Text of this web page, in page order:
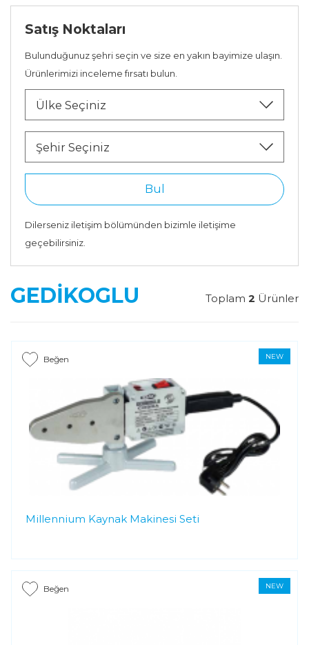
Satış Noktaları
Bulunduğunuz şehri seçin ve size en yakın bayimize ulaşın.
Ürünlerimizi inceleme fırsatı bulun.
Ülke Seçiniz
Şehir Seçiniz
Bul
Dilerseniz iletişim bölümünden bizimle iletişime
geçebilirsiniz.
GEDİKOGLU Toplam 2 Ürünler
NEW
Beğen
Millennium Kaynak Makinesi Seti
NEW
Beğen